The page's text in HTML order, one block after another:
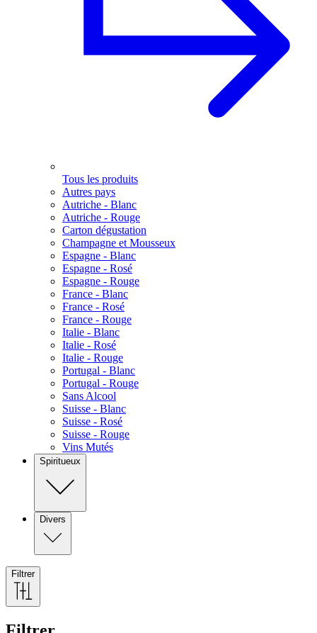
Tous les produits
Autres pays
Autriche - Blanc
Autriche - Rouge
Carton dégustation
Champagne et Mousseux
Espagne - Blanc
Espagne - Rosé
Espagne - Rouge
France - Blanc
France - Rosé
France - Rouge
Italie - Blanc
Italie - Rosé
Italie - Rouge
Portugal - Blanc
Portugal - Rouge
Sans Alcool
Suisse - Blanc
Suisse - Rosé
Suisse - Rouge
Vins Mutés
Spiritueux
Divers
Filtrer